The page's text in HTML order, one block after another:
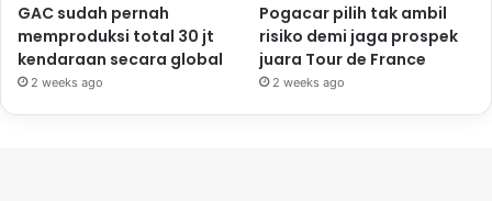
GAC sudah pernah
memproduksi total 30 jt
kendaraan secara global
2 weeks ago
Pogacar pilih tak ambil
risiko demi jaga prospek
juara Tour de France
2 weeks ago